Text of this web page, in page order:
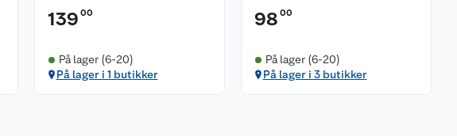
139 00
På lager (6-20)
På lager i 1 butikker
98 00
På lager (6-20)
På lager i 3 butikker